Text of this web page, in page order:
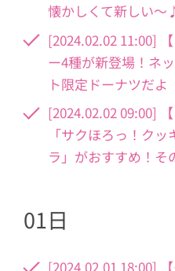
懐かしくて新しい～
[2024.02.02 11:00]
ー4種が新登場！ネ
ト限定ドーナツだよ
[2024.02.02 09:00]
「サクほろっ！ク
ラ」がおすすめ！そ
01日
[2024.02.01 18:00]